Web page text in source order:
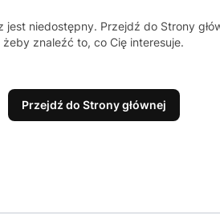
niedostępny. Przejdź do Strony
żeby znaleźć to, co Cię interesuje.
Przejdź do Strony głównej